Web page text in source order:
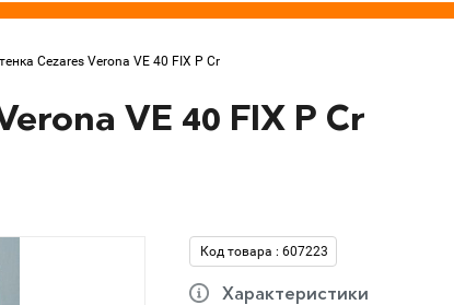
Cezares Verona VE 40 FIX P Cr
VE 40 FIX P Cr
Код товара : 607223
Характеристики